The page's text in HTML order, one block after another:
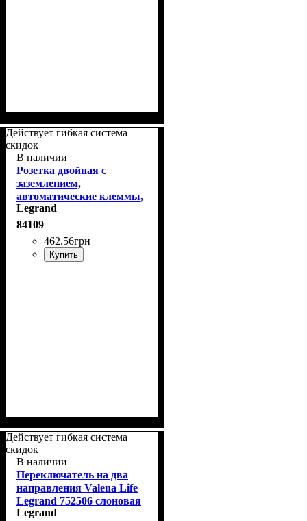
Действует гибкая система
скидок
В наличии
Розетка двойная с
заземлением,
автоматические клеммы,
Valena In'Matic Legrand
753027
Legrand
84109
462.56грн
Купить
Действует гибкая система
скидок
В наличии
Переключатель на два
направления Valena Life
Legrand 752506 слоновая
кость
Legrand